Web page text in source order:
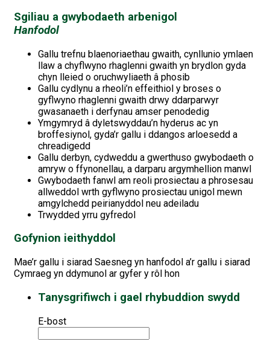
Sgiliau a gwybodaeth arbenigol
Hanfodol
Gallu trefnu blaenoriaethau gwaith, cynllunio ymlaen
llaw a chyflwyno rhaglenni gwaith yn brydlon gyda
chyn lleied o oruchwyliaeth â phosib
Gallu cydlynu a rheoli’n effeithiol y broses o
gyflwyno rhaglenni gwaith drwy ddarparwyr
gwasanaeth i derfynau amser penodedig
Ymgymryd â dyletswyddau’n hyderus ac yn
broffesiynol, gyda’r gallu i ddangos arloesedd a
chreadigedd
Gallu derbyn, cydweddu a gwerthuso gwybodaeth o
amryw o ffynonellau, a darparu argymhellion manwl
Gwybodaeth fanwl am reoli prosiectau a phrosesau
allweddol wrth gyflwyno prosiectau unigol mewn
amgylchedd peirianyddol neu adeiladu
Trwydded yrru gyfredol
Gofynion ieithyddol
Mae’r gallu i siarad Saesneg yn hanfodol a’r gallu i siarad
Cymraeg yn ddymunol ar gyfer y rôl hon
Tanysgrifiwch i gael rhybuddion swydd
E-bost